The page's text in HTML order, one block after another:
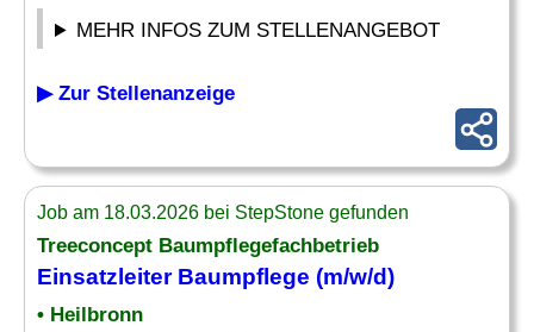
MEHR INFOS ZUM STELLENANGEBOT
▶ Zur Stellenanzeige
Job am 18.03.2026 bei StepStone gefunden
Treeconcept Baumpflegefachbetrieb
EinsatzleiterBaumpflege (m/w/d)
• Heilbronn